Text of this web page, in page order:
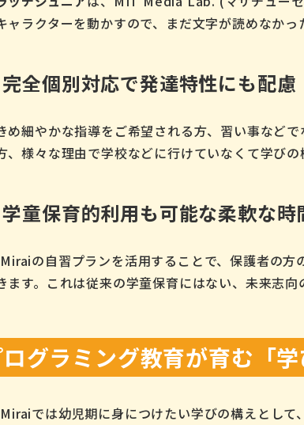
ャラクターを動かすので、まだ文字が読めなかっ
全個別対応で発達特性にも配慮
め細やかな指導をご希望される方、習い事など
、様々な理由で学校などに行けていなくて学び
童保育的利用も可能な柔軟な時
の自習プランを活用することで、保護者の方
ます。これは従来の学童保育にはない、未来志向
グラミング教育が育む「学
では幼児期に身につけたい学びの構えとし